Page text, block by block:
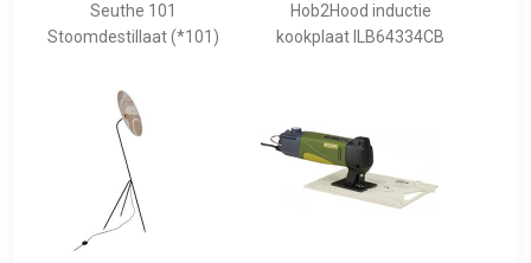
Seuthe 101
Stoomdestillaat (*101)
Hob2Hood inductie
kookplaat ILB64334CB